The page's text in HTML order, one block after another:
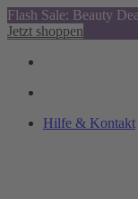
Flash Sale: Beauty
Jetzt shoppen
Hilfe & Kontakt